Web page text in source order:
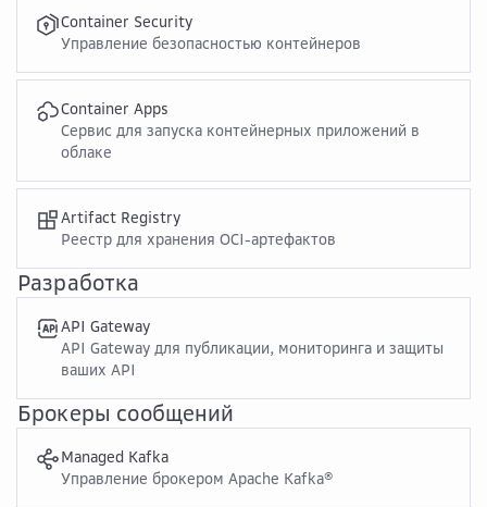
Container Security
Управление безопасностью контейнеров
Container Apps
Сервис для запуска контейнерных приложений в
облаке
Artifact Registry
Реестр для хранения OCI-артефактов
Разработка
API Gateway
API Gateway для публикации, мониторинга и защиты
ваших API
Брокеры сообщений
Managed Kafka
Управление брокером Apache Kafka®